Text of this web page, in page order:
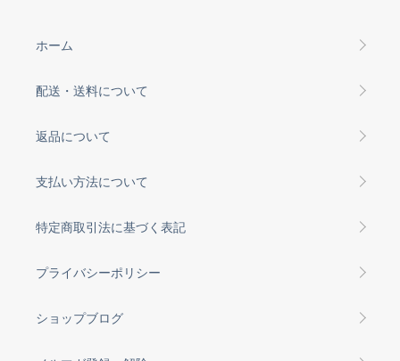
ホーム
配送・送料について
返品について
支払い方法について
特定商取引法に基づく表記
プライバシーポリシー
ショップブログ